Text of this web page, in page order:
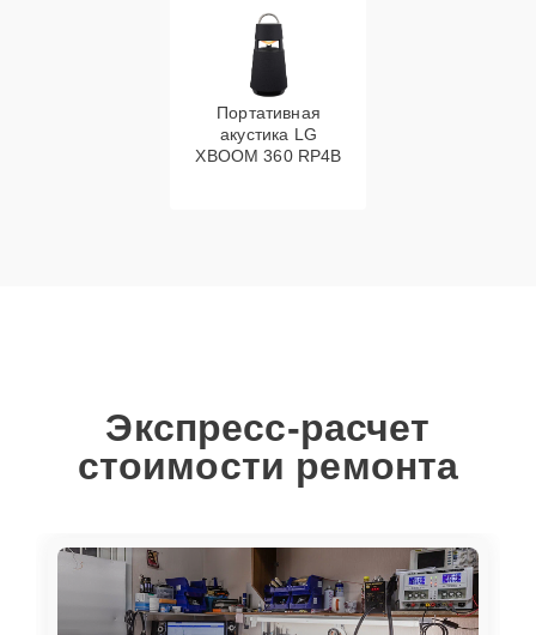
Портативная
акустика LG
XBOOM 360 RP4B
Экспресс-расчет
стоимости ремонта